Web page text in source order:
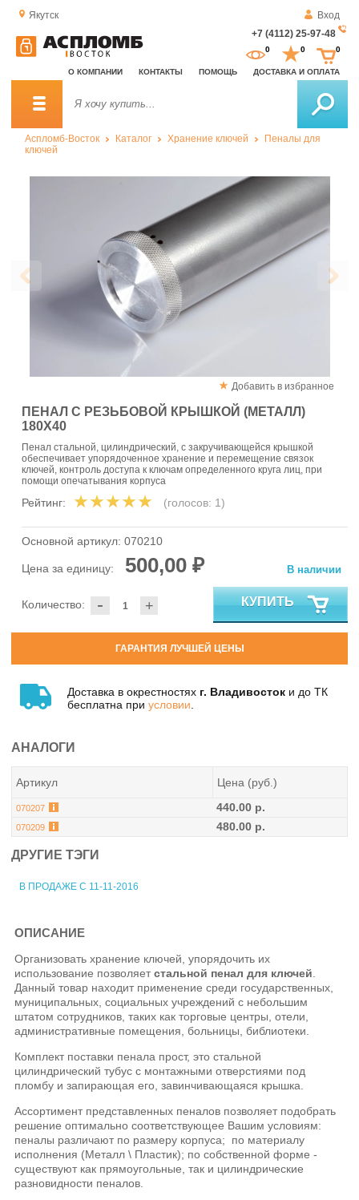
Якутск
Вход
+7 (4112) 25-97-48
О КОМПАНИИ КОНТАКТЫ ПОМОЩЬ ДОСТАВКА И ОПЛАТА
0 0 0
Аспломб-Восток Каталог Хранение ключей
Пеналы для
ключей
Добавить в избранное
ПЕНАЛ С РЕЗЬБОВОЙ КРЫШКОЙ (МЕТАЛЛ)
180Х40
Пенал стальной, цилиндрический, с закручивающейся крышкой
обеспечивает упорядоченное хранение и перемещение связок
ключей, контроль доступа к ключам определенного круга лиц, при
помощи опечатывания корпуса
Рейтинг: (голосов: 1)
Основной артикул: 070210
Цена за единицу: 500,00 ₽
- +
Количество:
В наличии
КУПИТЬ
ГАРАНТИЯ ЛУЧШЕЙ ЦЕНЫ
Доставка в окрестностях г. Владивосток и до ТК
бесплатна при условии
АНАЛОГИ
Артикул Цена (руб.)
070207 440.00 р.
070209 480.00 р.
ДРУГИЕ ТЭГИ
В ПРОДАЖЕ С 11-11-2016
ОПИСАНИЕ
Организовать хранение ключей, упорядочить их
использование позволяетстальной пенал для ключей.
Данный товар находит применение среди государственных,
муниципальных, социальных учреждений с небольшим
штатом сотрудников, таких как торговые центры, отели,
административные помещения, больницы, библиотеки.
Комплект поставки пенала прост, это стальной
цилиндрический тубус с монтажными отверстиями под
пломбу и запирающая его, завинчивающаяся крышка.
Ассортимент представленных пеналов позволяет подобрать
решение оптимально соответствующее Вашим условиям:
пеналы различают по размеру корпуса; по материалу
исполнения (Металл \ Пластик); по собственной форме -
существуют как прямоугольные, так и цилиндрические
разновидности пеналов.